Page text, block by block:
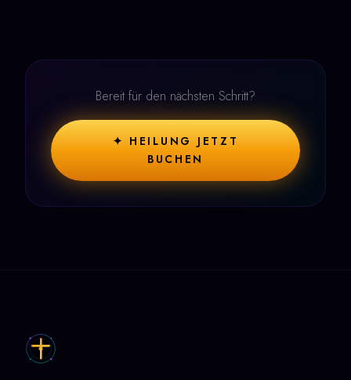
Bereit für den nächsten Schritt?
✦ HEILUNG JETZT
BUCHEN